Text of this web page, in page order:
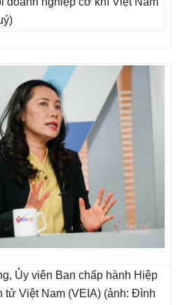
Ủy viên Ban chấp hành Hiệp
tử Việt Nam (VEIA) (ảnh: Đình